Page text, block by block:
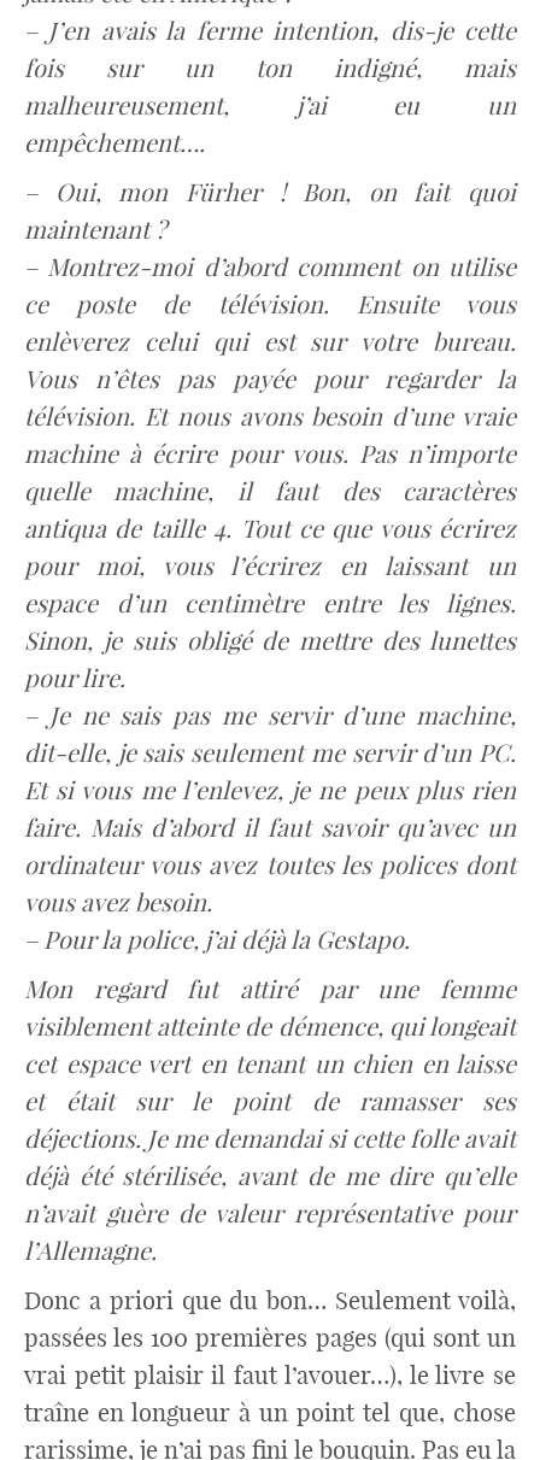
– J’en avais la ferme intention, dis-je cette
fois sur un ton indigné, mais
malheureusement, j’ai eu un
empêchement….
– Oui, mon Fürher ! Bon, on fait quoi
maintenant ?
– Montrez-moi d’abord comment on utilise
ce poste de télévision. Ensuite vous
enlèverez celui qui est sur votre bureau.
Vous n’êtes pas payée pour regarder la
télévision. Et nous avons besoin d’une vraie
machine à écrire pour vous. Pas n’importe
quelle machine, il faut des caractères
antiqua de taille 4. Tout ce que vous écrirez
pour moi, vous l’écrirez en laissant un
espace d’un centimètre entre les lignes.
Sinon, je suis obligé de mettre des lunettes
pour lire.
– Je ne sais pas me servir d’une machine,
dit-elle, je sais seulement me servir d’un PC.
Et si vous me l’enlevez, je ne peux plus rien
faire. Mais d’abord il faut savoir qu’avec un
ordinateur vous avez toutes les polices dont
vous avez besoin.
– Pour la police, j’ai déjà la Gestapo.
Mon regard fut attiré par une femme
visiblement atteinte de démence, qui longeait
cet espace vert en tenant un chien en laisse
et était sur le point de ramasser ses
déjections. Je me demandai si cette folle avait
déjà été stérilisée, avant de me dire qu’elle
n’avait guère de valeur représentative pour
l’Allemagne.
Donc a priori que du bon… Seulement voilà,
passées les 100 premières pages (qui sont un
vrai petit plaisir il faut l’avouer…), le livre se
traîne en longueur à un point tel que, chose
rarissime, je n’ai pas fini le bouquin. Pas eu la